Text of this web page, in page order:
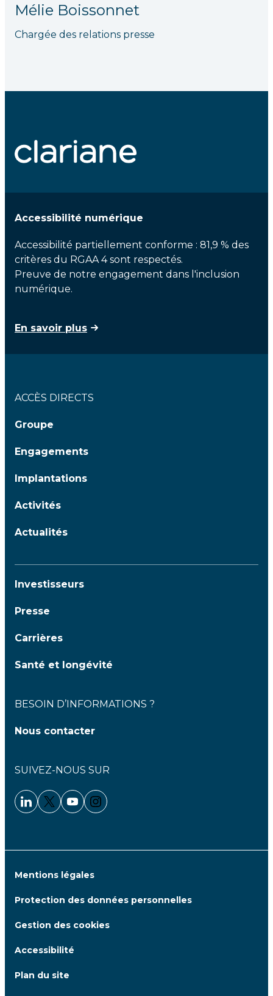
Mélie Boissonnet
Chargée des relations presse
Accessibilité numérique
Accessibilité partiellement conforme : 81,9 % des
critères du RGAA 4 sont respectés.
Preuve de notre engagement dans l'inclusion
numérique.
En savoir plus
ACCÈS DIRECTS
Groupe
Engagements
Implantations
Activités
Actualités
Investisseurs
Presse
Carrières
Santé et longévité
BESOIN D’INFORMATIONS ?
Nous contacter
SUIVEZ-NOUS SUR
Linkedin - Clariane
Twitter - Clariane
Youtube - Clariane
Instagram - Clariane
Mentions légales
Protection des données personnelles
Gestion des cookies
Accessibilité
Plan du site